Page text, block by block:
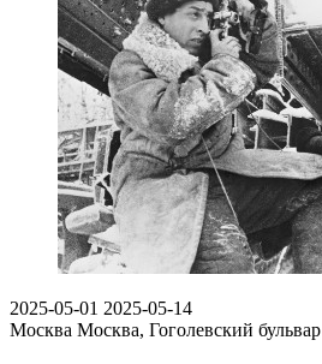
2025-05-01 2025-05-14
Москва Москва, Гоголевский бульвар